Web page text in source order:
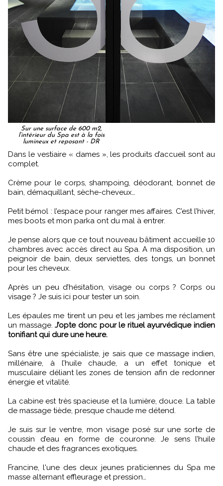
Sur une surface de 600 m2,
l’intérieur du Spa est à la fois
lumineux et reposant - DR
Dans le vestiaire « dames », les produits d’accueil sont au
complet.
Crème pour le corps, shampoing, déodorant, bonnet de
bain, démaquillant, sèche-cheveux…
Petit bémol : l’espace pour ranger mes affaires. C’est l’hiver,
mes boots et mon parka ont du mal à entrer.
Je pense alors que ce tout nouveau bâtiment accueille 10
chambres avec accès direct au Spa. A ma disposition, un
peignoir de bain, deux serviettes, des tongs, un bonnet
pour les cheveux.
Après un peu d’hésitation, visage ou corps ? Corps ou
visage ? Je suis ici pour tester un soin.
Les épaules me tirent un peu et les jambes me réclament
un massage.J’opte donc pour le rituel ayurvédique indien
tonifiant qui dure une heure.
Sans être une spécialiste, je sais que ce massage indien,
millénaire, à l’huile chaude, a un effet tonique et
musculaire déliant les zones de tension afin de redonner
énergie et vitalité.
La cabine est très spacieuse et la lumière, douce. La table
de massage tiède, presque chaude me détend.
Je suis sur le ventre, mon visage posé sur une sorte de
coussin d’eau en forme de couronne. Je sens l’huile
chaude et des fragrances exotiques.
Francine, l'une des deux jeunes praticiennes du Spa me
masse alternant effleurage et pression…